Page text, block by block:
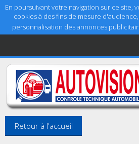
En poursuivant votre navigation sur ce site,
cookies à des fins de mesure
personnalisation des annonces
Accueil
Aide
Mentions légales
Retour à l'accueil